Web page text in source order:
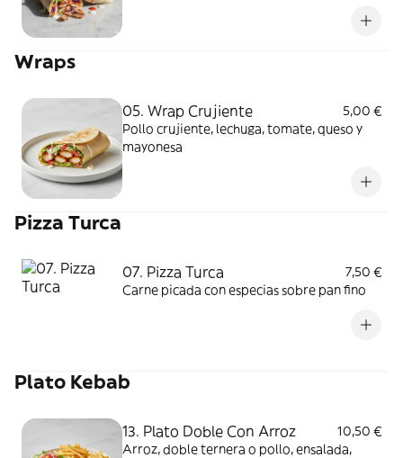
Wraps
05. Wrap Crujiente
5,00 €
Pollo crujiente, lechuga, tomate, queso y
mayonesa
Pizza Turca
07. Pizza Turca
7,50 €
Carne picada con especias sobre pan fino
Plato Kebab
13. Plato Doble Con Arroz
10,50 €
Arroz, doble ternera o pollo, ensalada,